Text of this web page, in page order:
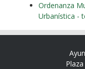
Ordenanza
Urbanística -